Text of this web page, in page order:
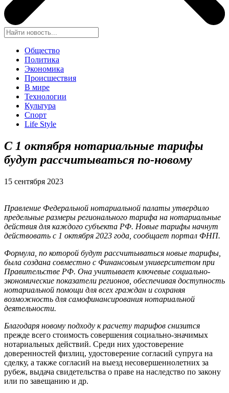
Общество
Политика
Экономика
Происшествия
В мире
Технологии
Культура
Спорт
Life Style
С 1 октября нотариальные тарифы
будут рассчитываться по-новому
15 сентября 2023
Правление Федеральной нотариальной палаты утвердило
предельные размеры регионального тарифа на нотариальные
действия для каждого субъекта РФ. Новые тарифы начнут
действовать с 1 октября 2023 года, сообщает портал ФНП.
Формула, по которой будут рассчитываться новые тарифы,
была создана совместно с Финансовым университетом при
Правительстве РФ. Она учитывает ключевые социально-
экономические показатели регионов, обеспечивая доступность
нотариальной помощи для всех граждан и сохраняя
возможность для самофинансирования нотариальной
деятельности.
Благодаря новому подходу к расчету тарифов снизится
прежде всего стоимость совершения социально-значимых
нотариальных действий. Среди них удостоверение
доверенностей физлиц, удостоверение согласий супруга на
сделку, а также согласий на выезд несовершеннолетних за
рубеж, выдача свидетельства о праве на наследство по закону
или по завещанию и др.